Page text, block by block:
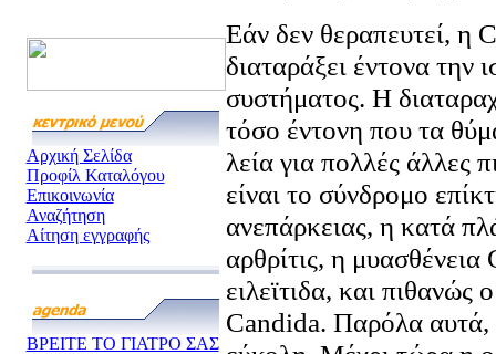
Αρχική Σελίδα
Προφίλ Καταλόγου
Επικοινωνία
Αναζήτηση
Αίτηση εγγραφής
ΒΡΕΙΤΕ ΤΟ ΓΙΑΤΡΟ ΣΑΣ
Εάν δεν θεραπευτεί, η
διαταράξει έντονα την
συστήματος. Η
τόσο έντονη που τα
λεία για πολλές άλλες
είναι το σύνδρομο
ανεπάρκειας, η κατά
αρθρίτις, η
ειλεϊτιδα, και
Candida. Παρόλα αυτά,